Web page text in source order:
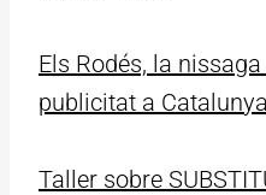
Els Rodés, la
publicitat a Catalunya
Taller sobre